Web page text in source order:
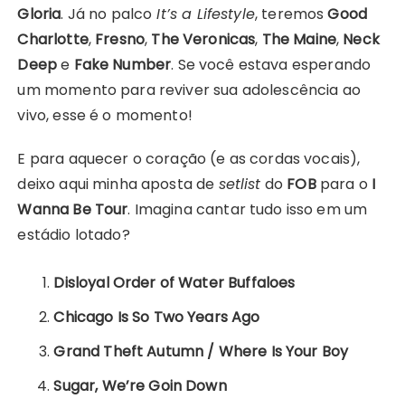
Gloria. Já no palco It’s a Lifestyle, teremosGood
Charlotte, Fresno, The Veronicas, The Maine, Neck
Deepe Fake Number. Se você estava esperando
um momento para reviver sua adolescência ao
vivo, esse é o momento!
E para aquecer o coração (e as cordas vocais),
deixo aqui minha aposta de setlist do FOBpara o I
Wanna Be Tour. Imagina cantar tudo isso em um
estádio lotado?
Disloyal Order of Water Buffaloes
Chicago Is So Two Years Ago
Grand Theft Autumn / Where Is Your Boy
Sugar, We’re Goin Down